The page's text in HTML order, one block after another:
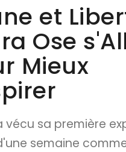
SÉJOURS
ACCOMPAGNEMENT
QUI SUIS-JE ?
TÉMOIGNAGES
et
Ose
Mieux
vécu sa première
semaine